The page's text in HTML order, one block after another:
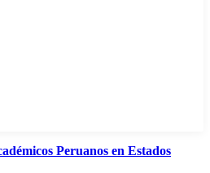
Peruanos en Estados